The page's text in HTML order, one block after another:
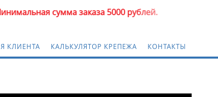
заказа 5000 рублей.
КЛИЕНТА КАЛЬКУЛЯТОР КРЕПЕЖА КОНТАКТЫ